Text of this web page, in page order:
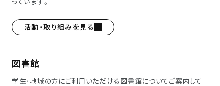
活動・取り組みを見る
図書館
学生・地域の方にご利用いただける図書館についてご案内して